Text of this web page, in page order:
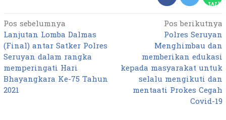
Navigasi
pos
Pos sebelumnya
Lanjutan Lomba Dalmas
(Final) antar Satker Polres
Seruyan dalam rangka
memperingati Hari
Bhayangkara Ke-75 Tahun
2021
Pos berikutnya
Polres Seruyan
Menghimbau dan
memberikan edukasi
kepada masyarakat untuk
selalu mengikuti dan
mentaati Prokes Cegah
Covid-19